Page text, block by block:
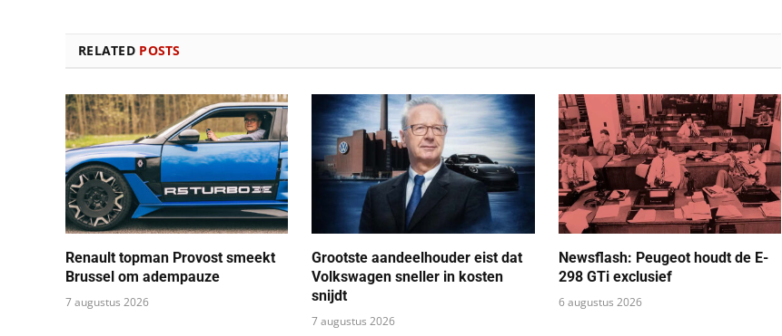
RELATED POSTS
Renault topman Provost smeekt
Brussel om adempauze
7 augustus 2026
Grootste aandeelhouder eist dat
Volkswagen sneller in kosten
snijdt
7 augustus 2026
Newsflash: Peugeot houdt de E-
298 GTi exclusief
6 augustus 2026